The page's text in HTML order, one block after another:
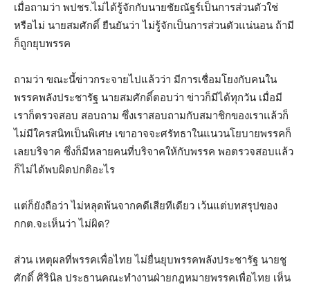
เมื่อถามว่า พปชร.ไม่ได้รู้จักกับนายชัยณัฐร์เป็นการส่วนตัวใช่
หรือไม่ นายสมศักดิ์ ยืนยันว่า ไม่รู้จักเป็นการส่วนตัวแน่นอน ถ้ามี
ก็ถูกยุบพรรค
ถามว่า ขณะนี้ข่าวกระจายไปแล้วว่า มีการเชื่อมโยงกับคนใน
พรรคพลังประชารัฐ นายสมศักดิ์ตอบว่า ข่าวก็มีได้ทุกวัน เมื่อมี
เราก็ตรวจสอบ สอบถาม ซึ่งเราสอบถามกับสมาชิกของเราแล้วก็
ไม่มีใครสนิทเป็นพิเศษ เขาอาจจะศรัทธาในแนวนโยบายพรรคก็
เลยบริจาค ซึ่งก็มีหลายคนที่บริจาคให้กับพรรค พอตรวจสอบแล้ว
ก็ไม่ได้พบผิดปกติอะไร
แต่ก็ยังถือว่า ไม่หลุดพ้นจากคดีเสียทีเดียว เว้นแต่บทสรุปของ
กกต.จะเห็นว่า ไม่ผิด?
ส่วน เหตุผลที่พรรคเพื่อไทย ไม่ยื่นยุบพรรคพลังประชารัฐ นายชู
ศักดิ์ ศิรินิล ประธานคณะทำงานฝ่ายกฎหมายพรรคเพื่อไทย เห็น